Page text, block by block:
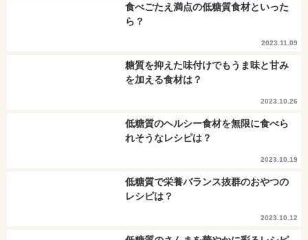
食べごたえ満点の低糖質食材といった
ら？
2023.11.09
糖質を抑えた味付けでもうま味と甘み
を加える食材は？
2023.10.26
低糖質のヘルシー食材を無限に食べら
れそうなレシピは？
2023.10.19
低糖質で栄養バランス抜群のおやつの
レシピは？
2023.10.12